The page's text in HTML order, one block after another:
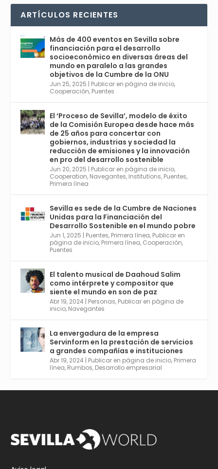
r
comienza en Sevilla este lunes 2 con la
Conferencia Internacional sobre Catálisis, y
con el Congreso de Parasitología. Del día 3 al
6, Congreso de Metodología de Ciencias
Sociales y la Salud; y los días 5 y 6 Jornadas
de Economía Industrial.
4
1 2 Twitter
Avata
r
Sevilla World @worldsevilla ·
21 May 2024
Conoce a @mvbim, la empresa sevillana
que ha sido pionera en España en el uso de
la tecnología BIM para digitalizar e
industrializar la arquitectura y la
construcción. Ver su dimensión
internacional en el reportaje de
@juanluispavon1 en @elCorreoWeb :
https://tinyurl.com/yfa2h55p
2 6 Twitter
Avata
Sevilla World @worldsevilla ·
30 Abr 2024
Aprovéchalo si vives en Sevilla capital o
provincia. Curso gratuito en Internet de las
Cosas, Inteligencia Artificial y Smart Cities
plazo acaba el 2 de mayo. Dota de gran
empleabilidad. Ver y enlace a inscripción:
https://tinyurl.com/yu5xhwjr
ARTÍCULOS RECIENTES
Más de 400 eventos en Sevilla sobre
financiación para el desarrollo
socioeconómico en diversas áreas del
mundo en paralelo a las grandes
objetivos de la Cumbre de la ONU
Jun 25, 2025 | Publicar en página de inicio,
Cooperación, Puentes
El ‘Proceso de Sevilla’, modelo de éxito
de la Comisión Europea desde hace más
de 25 años para concertar con
gobiernos, industrias y sociedad la
reducción de emisiones y la innovación
en pro del desarrollo sostenible
Jun 20, 2025 | Publicar en página de inicio,
Cooperation, Navegantes, Institutions, Puentes,
Primera línea
Sevilla es sede de la Cumbre de Naciones
Unidas para la Financiación del
Desarrollo Sostenible en el mundo pobre
Jun 1, 2025 | Puentes, Primera línea, Publicar en
página de inicio, Primera línea, Cooperación,
Puentes
El talento musical de Daahoud Salim
como intérprete y compositor que
siente el mundo en son de paz
Abr 19, 2024 | Personas, Publicar en página de
inicio, Navegantes
La envergadura de la empresa
Servinform en la prestación de servicios
a grandes compañías e instituciones
Abr 19, 2024 | Publicar en página de inicio, Primera
línea, Rumbos, Desarrollo empresarial